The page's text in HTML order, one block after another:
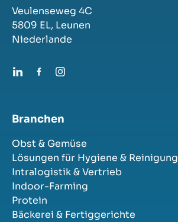
Veulenseweg 4C
5809 EL, Leunen
Niederlande
Branchen
Obst & Gemüse
Lösungen für Hygiene & Reinigung
Intralogistik & Vertrieb
Indoor-Farming
Protein
Bäckerei & Fertiggerichte